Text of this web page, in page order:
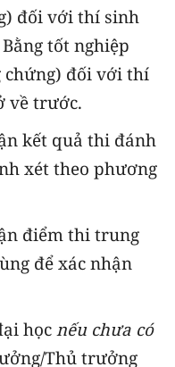
đối với thí sinh
tốt nghiệp
chứng) đối với thí
về trước.
kết quả thi đánh
xét theo phương
điểm thi trung
để xác nhận
học nếu chưa có
Thủ trưởng